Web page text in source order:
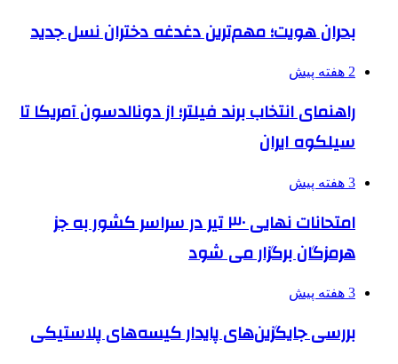
بحران هویت؛ مهم‌ترین دغدغه دختران نسل جدید
2 هفته پیش
راهنمای انتخاب برند فیلتر؛ از دونالدسون آمریکا تا
سیلکوه ایران
3 هفته پیش
امتحانات نهایی ۳۰ تیر در سراسر کشور به جز
هرمزگان برگزار می شود
3 هفته پیش
بررسی جایگزین‌های پایدار کیسه‌های پلاستیکی